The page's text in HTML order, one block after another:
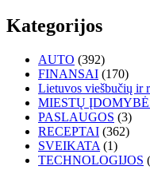
Kategorijos
AUTO (392)
FINANSAI (170)
Lietuvos viešbučių ir
MIESTŲ
PASLAUGOS (3)
RECEPTAI (362)
SVEIKATA (1)
TECHNOLOGIJOS